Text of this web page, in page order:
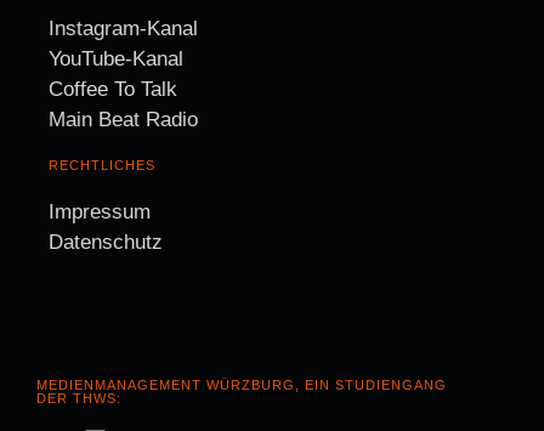
Instagram-Kanal
YouTube-Kanal
Coffee To Talk
Main Beat Radio
RECHTLICHES
Impressum
Datenschutz
MEDIENMANAGEMENT WÜRZBURG, EIN STUDIENGANG
DER THWS: